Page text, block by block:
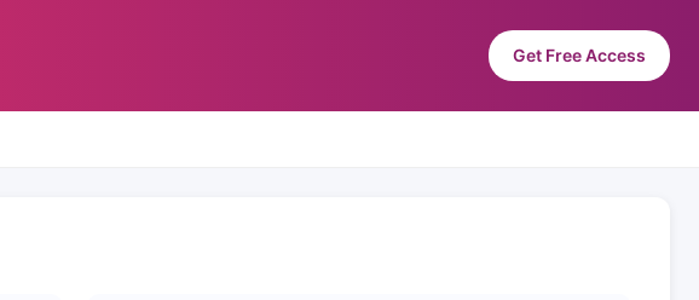
Get Free Access